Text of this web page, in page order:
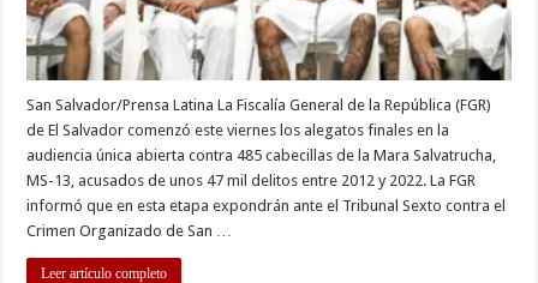
San Salvador/Prensa Latina La Fiscalía General de la República (FGR)
de El Salvador comenzó este viernes los alegatos finales en la
audiencia única abierta contra 485 cabecillas de la Mara Salvatrucha,
MS-13, acusados de unos 47 mil delitos entre 2012 y 2022. La FGR
informó que en esta etapa expondrán ante el Tribunal Sexto contra el
Crimen Organizado de San …
Leer artículo completo